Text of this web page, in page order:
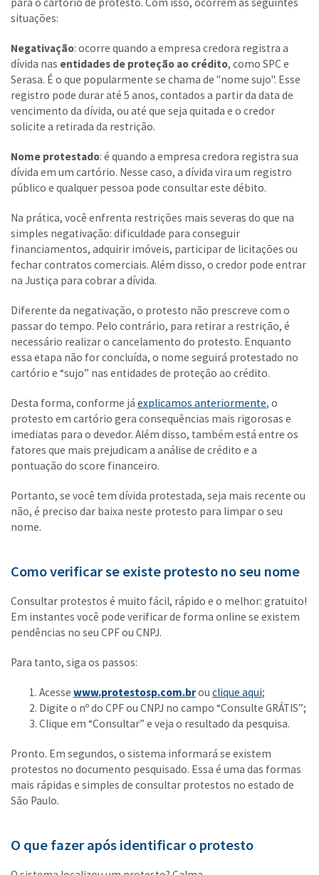
situações:
Negativação: ocorre quando a empresa credora registra a
dívida nas entidades de proteção ao crédito, como SPC e
Serasa. É o que popularmente se chama de "nome sujo". Esse
registro pode durar até 5 anos, contados a partir da data de
vencimento da dívida, ou até que seja quitada e o credor
solicite a retirada da restrição.
Nome protestado: é quando a empresa credora registra sua
dívida em um cartório. Nesse caso, a dívida vira um registro
público e qualquer pessoa pode consultar este débito.
Na prática, você enfrenta restrições mais severas do que na
simples negativação: dificuldade para conseguir
financiamentos, adquirir imóveis, participar de licitações ou
fechar contratos comerciais. Além disso, o credor pode entrar
na Justiça para cobrar a dívida.
Diferente da negativação, o protesto não prescreve com o
passar do tempo. Pelo contrário, para retirar a restrição, é
necessário realizar o cancelamento do protesto. Enquanto
essa etapa não for concluída, o nome seguirá protestado no
cartório e “sujo” nas entidades de proteção ao crédito.
Desta forma, conforme já explicamos anteriormente, o
protesto em cartório gera consequências mais rigorosas e
imediatas para o devedor. Além disso, também está entre os
fatores que mais prejudicam a análise de crédito e a
pontuação do score financeiro.
Portanto, se você tem dívida protestada, seja mais recente ou
não, é preciso dar baixa neste protesto para limpar o seu
nome.
Como verificar se existe protesto no seu nome
Consultar protestos é muito fácil, rápido e o melhor: gratuito!
Em instantes você pode verificar de forma online se existem
pendências no seu CPF ou CNPJ.
Para tanto, siga os passos:
Acesse www.protestosp.com.brou clique aqui;
Digite o nº do CPF ou CNPJ no campo “Consulte GRÁTIS”;
Clique em “Consultar” e veja o resultado da pesquisa.
Pronto. Em segundos, o sistema informará se existem
protestos no documento pesquisado. Essa é uma das formas
mais rápidas e simples de consultar protestos no estado de
São Paulo.
O que fazer após identificar o protesto